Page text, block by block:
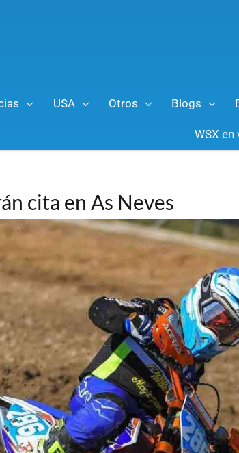
USA Otros Blogs
WSX en
cita en As Neves